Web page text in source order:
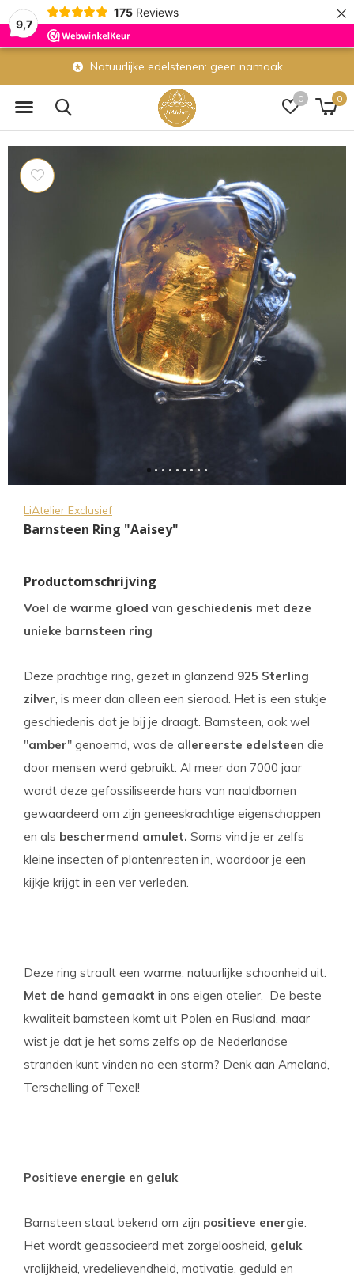
9,7
175 Reviews ×
0 0
Natuurlijke edelstenen: geen namaak
LiAtelier Exclusief
Barnsteen Ring "Aaisey"
Productomschrijving
Voel de warme gloed van geschiedenis met deze
unieke barnsteen ring
Deze prachtige ring, gezet in glanzend 925 Sterling
zilver, is meer dan alleen een sieraad. Het is een stukje
geschiedenis dat je bij je draagt. Barnsteen, ook wel
"amber" genoemd, was de allereerste edelsteen die
door mensen werd gebruikt. Al meer dan 7000 jaar
wordt deze gefossiliseerde hars van naaldbomen
gewaardeerd om zijn geneeskrachtige eigenschappen
en als beschermend amulet. Soms vind je er zelfs
kleine insecten of plantenresten in, waardoor je een
kijkje krijgt in een ver verleden.
Deze ring straalt een warme, natuurlijke schoonheid uit.
Met de hand gemaakt in ons eigen atelier. De beste
kwaliteit barnsteen komt uit Polen en Rusland, maar
wist je dat je het soms zelfs op de Nederlandse
stranden kunt vinden na een storm? Denk aan Ameland,
Terschelling of Texel!
Positieve energie en geluk
Barnsteen staat bekend om zijn positieve energie.
Het wordt geassocieerd met zorgeloosheid, geluk,
vrolijkheid, vredelievendheid, motivatie, geduld en